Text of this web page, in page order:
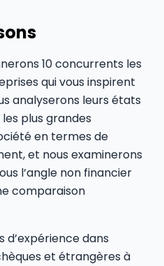
10 concurrents les
qui vous inspirent
analyserons leurs états
plus grandes
en termes de
et nous examinerons
l’angle non financier
comparaison
d’expérience dans
et étrangères à